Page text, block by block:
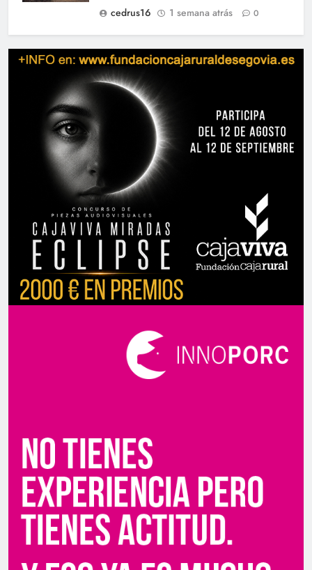
cedrus16
1 semana atrás 0